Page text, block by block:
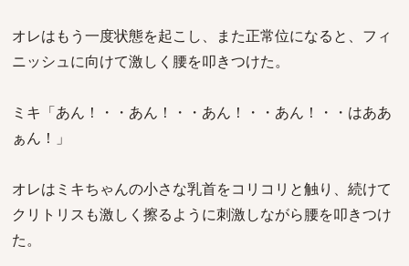
オレはもう一度状態を起こし、また正常位になると、フィ
ニッシュに向けて激しく腰を叩きつけた。
ミキ「あん！・・あん！・・あん！・・あん！・・はああ
ぁん！」
オレはミキちゃんの小さな乳首をコリコリと触り、続けて
クリトリスも激しく擦るように刺激しながら腰を叩きつけ
た。